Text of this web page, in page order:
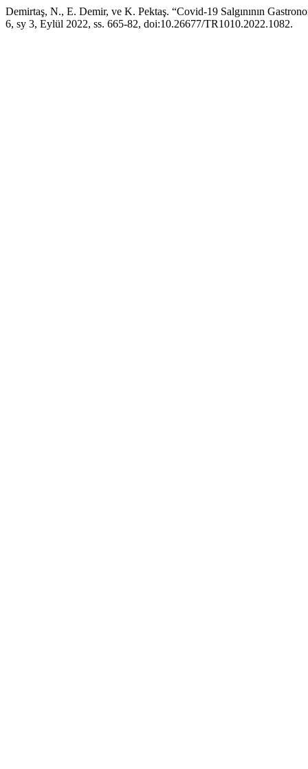
Demirtaş, N., E. Demir, ve K. Pektaş. “Covid-19 Salgınının
6, sy 3, Eylül 2022, ss. 665-82, doi:10.26677/TR1010.2022.1082.